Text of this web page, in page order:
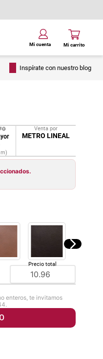
Inspírate con nuestro blog
m)
Venta por
METRO LINEAL
Precio total
enteros, te invitamos